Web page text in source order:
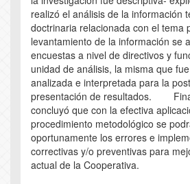
realizó el análisis de la información
doctrinaria relacionada con el tema
levantamiento de la información se
encuestas a nivel de directivos y
unidad de análisis, la misma que
analizada e interpretada para la
presentación de resultados.
concluyó que con la efectiva
procedimiento metodológico se
oportunamente los errores e
correctivas y/o preventivas para
actual de la Cooperativa.